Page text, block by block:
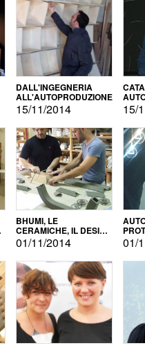
DALL'INGEGNERIA
ALL'AUTOPRODUZIONE
15/11/2014 15/
BHUMI, LE
CERAMICHE, IL DESIGN
E L'AUTOPRODUZIONE
01/11/2014 01/